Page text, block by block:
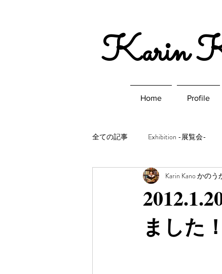
​Karin
Home Profile
全ての記事 Exhibition -展覧会-
ました！
Karin Kano かのう